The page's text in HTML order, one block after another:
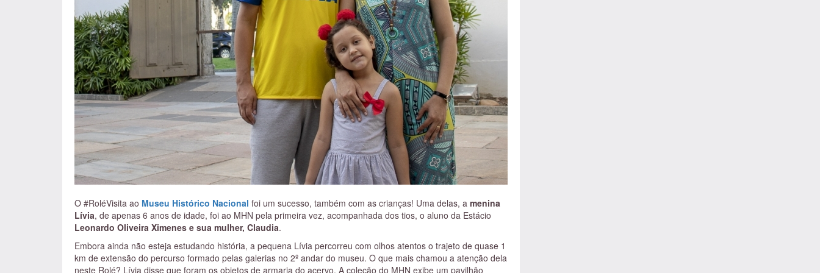
Clara Nunes – Guerreira da utopia
Autor: Vagner Fernandes, Ediouro, 2019 (480 pág.)
Dona Ivone Lara: A Primeira-Dama do Samba
Autor: Lucas Nobile, Sonora Edições, Coleção Sambabook, 2015 (232 pág.)
Natal, o homem de um braço só
Autores: Hiram de Araújo e Amaury Jório, Guavira Editores, 1975 (120 pág.)
O #RoléVisita ao Museu Histórico Nacional foi um sucesso, também com as crianças! Uma delas, a menina
Lívia, de apenas 6 anos de idade, foi ao MHN pela primeira vez, acompanhada dos tios, o aluno da Estácio
Leonardo Oliveira Ximenes e sua mulher, Claudia.
Embora ainda não esteja estudando história, a pequena Lívia percorreu com olhos atentos o trajeto de quase 1
km de extensão do percurso formado pelas galerias no 2º andar do museu. O que mais chamou a atenção dela
neste Rolé? Lívia disse que foram os objetos de armaria do acervo. A coleção do MHN exibe um pavilhão